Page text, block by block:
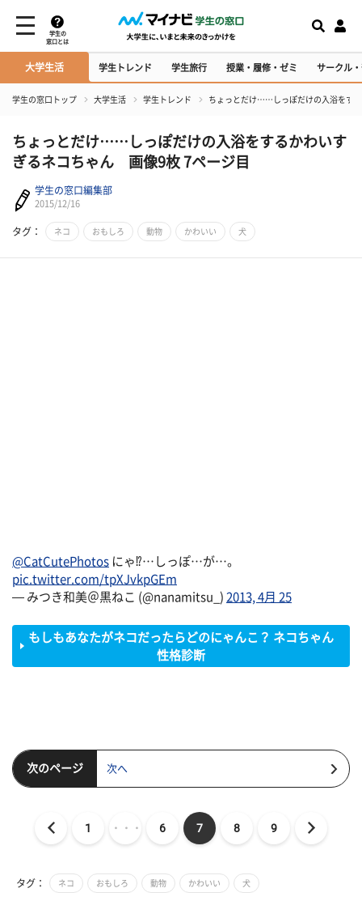
学生の
窓口とは
大学生活 学生トレンド 学生旅行 授業・履修・ゼミ サークル
学生の窓口トップ 大学生活 学生トレンド ちょっとだけ……しっぽだけの入浴をす
ちょっとだけ……しっぽだけの入浴をするかわいす
ぎるネコちゃん 画像9枚 7ページ目
学生の窓口編集部
2015/12/16
タグ： ネコ おもしろ 動物 かわいい 犬
@CatCutePhotos にゃ⁉…しっぽ…が…。
pic.twitter.com/tpXJvkpGEm
— みつき和美＠黒ねこ (@nanamitsu_) 2013, 4月 25
もしもあなたがネコだったらどのにゃんこ？ ネコちゃん
性格診断
次のページ 次へ
1 ・・・ 6 7 8 9
タグ： ネコ おもしろ 動物 かわいい 犬